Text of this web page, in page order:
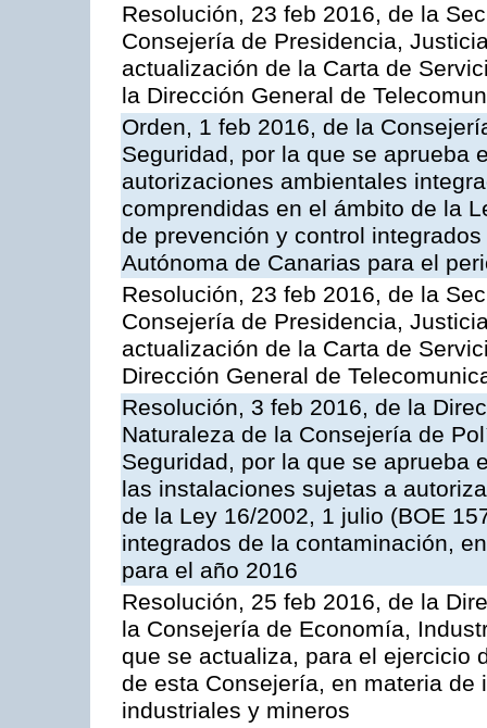
Resolución, 23 feb 2016, de la
Consejería de Presidencia,
actualización de la Carta de
la Dirección General de
Orden, 1 feb 2016, de la
Seguridad, por la que se aprueba
autorizaciones ambientales
comprendidas en el ámbito de la
de prevención y control
Autónoma de Canarias para el
Resolución, 23 feb 2016, de la
Consejería de Presidencia,
actualización de la Carta de
Dirección General de
Resolución, 3 feb 2016, de la
Naturaleza de la Consejería de
Seguridad, por la que se aprueba
las instalaciones sujetas a
de la Ley 16/2002, 1 julio (BOE
integrados de la contaminación,
para el año 2016
Resolución, 25 feb 2016, de la
la Consejería de Economía,
que se actualiza, para el ejercicio
de esta Consejería, en materia
industriales y mineros